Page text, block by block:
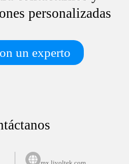
personalizadas
un experto